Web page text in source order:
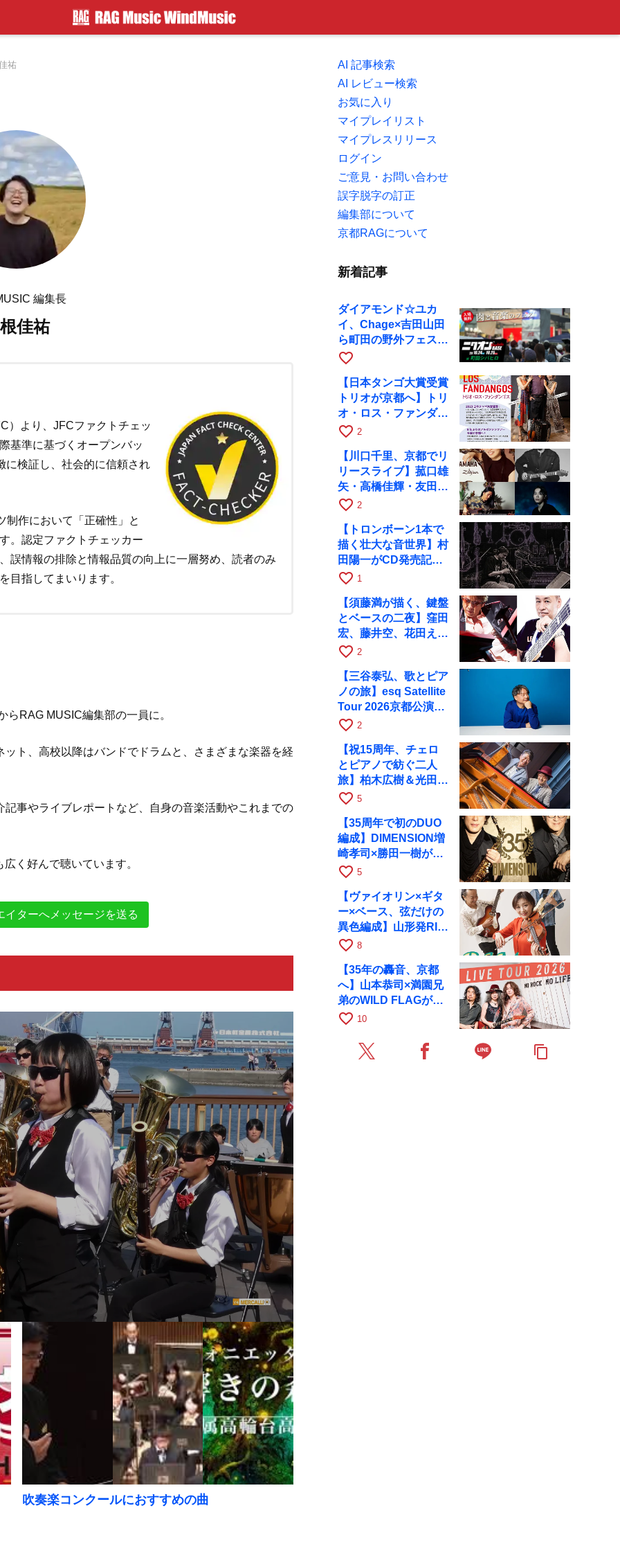
祐
編集長
佳祐
）より、JFCファクトチェッ
基準に基づくオープンバッ
に検証し、社会的に信頼され
制作において「正確性」と
。認定ファクトチェッカー
誤情報の排除と情報品質の向上に一層努め、読者のみ
目指してまいります。
RAG MUSIC編集部の一員に。
ト、高校以降はバンドでドラムと、さまざまな楽器を経
事やライブレポートなど、自身の音楽活動やこれまでの
く好んで聴いています。
イターへメッセージを送る
吹奏楽コンクールにおすすめの曲
AI 記事検索
AI レビュー検索
お気に入り
マイプレイリスト
マイプレスリリース
ログイン
ご意見・お問い合わせ
誤字脱字の訂正
編集部について
京都RAGについて
新着記事
ダイアモンド☆ユカ
イ、Chage×吉田山田
ら町田の野外フェスに
出演
favorite_border
【日本タンゴ大賞受賞
トリオが京都へ】トリ
オ・ロス・ファンダン
ゴスが10月9日にRAG
favorite_border 2
【川口千里、京都でリ
リースライブ】菰口雄
矢・高橋佳輝・友田ジ
ュンと9月28日にRAG
favorite_border 2
【トロンボーン1本で
描く壮大な音世界】村
田陽一がCD発売記念
ツアーで9月4日に京
favorite_border 1
【須藤満が描く、鍵盤
とベースの二夜】窪田
宏、藤井空、花田えみ
と京都RAGで共演
favorite_border 2
【三谷泰弘、歌とピア
ノの旅】esq Satellite
Tour 2026京都公演を
10月に開催
favorite_border 2
【祝15周年、チェロ
とピアノで紡ぐ二人
旅】柏木広樹＆光田健
一が11月12日に京都
favorite_border 5
【35周年で初のDUO
編成】DIMENSION増
崎孝司×勝田一樹が10
月11日に京都RAGへ
favorite_border 5
【ヴァイオリン×ギタ
ー×ベース、弦だけの
異色編成】山形発RIM
が初全国ツアーで8月
favorite_border 8
【35年の轟音、京都
へ】山本恭司×満園兄
弟のWILD FLAGが8
月6日にRAGでライブ
favorite_border 10
content_copy